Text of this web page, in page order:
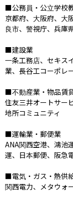
■公務員・公立学校
京都府、大阪府、大
良市、警視庁、兵庫
■建設業
一条工務店、セキス
業、長谷工コーポレ
■不動産業・物品賃
住友三井オートサー
地所コミュニティ
■運輸業・郵便業
ANA関西空港、鴻池
運、日本郵便、阪急
■電気・ガス・熱供
関西電力、メタウォ